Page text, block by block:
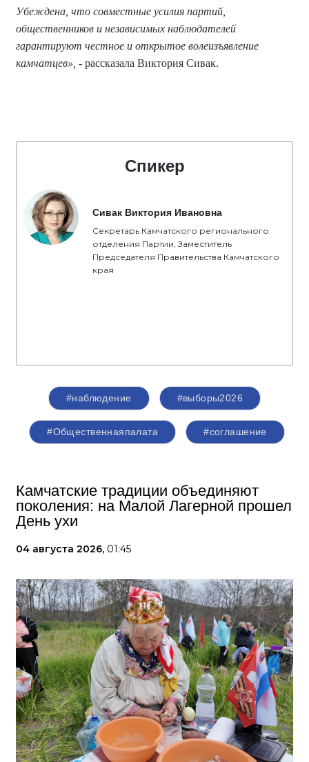
Убеждена, что совместные усилия партий,
общественников и независимых наблюдателей
гарантируют честное и открытое волеизъявление
камчатцев», - рассказала Виктория Сивак.
Спикер
Сивак Виктория Ивановна
Секретарь Камчатского регионального
отделения Партии, Заместитель
Председателя Правительства Камчатского
края
#наблюдение #выборы2026
#Общественнаяпалата #соглашение
Камчатские традиции объединяют
поколения: на Малой Лагерной прошел
День ухи
04 августа 2026, 01:45